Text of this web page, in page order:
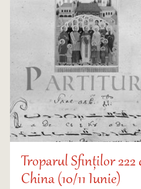
Troparul Sfinților 222
China (10/11 Iunie)